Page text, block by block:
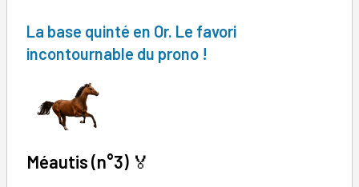
La base quinté en Or. Le favori
incontournable du prono !
Méautis (n°3) 🏅